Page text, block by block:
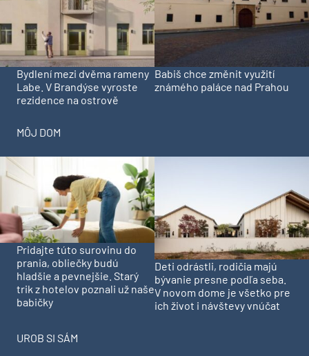
Bydlení mezi dvěma rameny
Labe. V Brandýse vyroste
rezidence na ostrově
Babiš chce změnit využití
známého paláce nad Prahou
MÔJ DOM
Pridajte túto surovinu do
prania, obliečky budú
hladšie a pevnejšie. Starý
trik z hotelov poznali už naše
babičky
Deti odrástli, rodičia majú
bývanie presne podľa seba.
V novom dome je všetko pre
ich život i návštevy vnúčat
UROB SI SÁM